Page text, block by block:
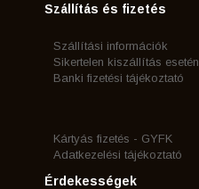
Szállítás és fizetés
Szállítási információk
Sikertelen kiszállítás esetén
Banki fizetési tájékoztató
Kártyás fizetés - GYFK
Adatkezelési tájékoztató
Érdekességek